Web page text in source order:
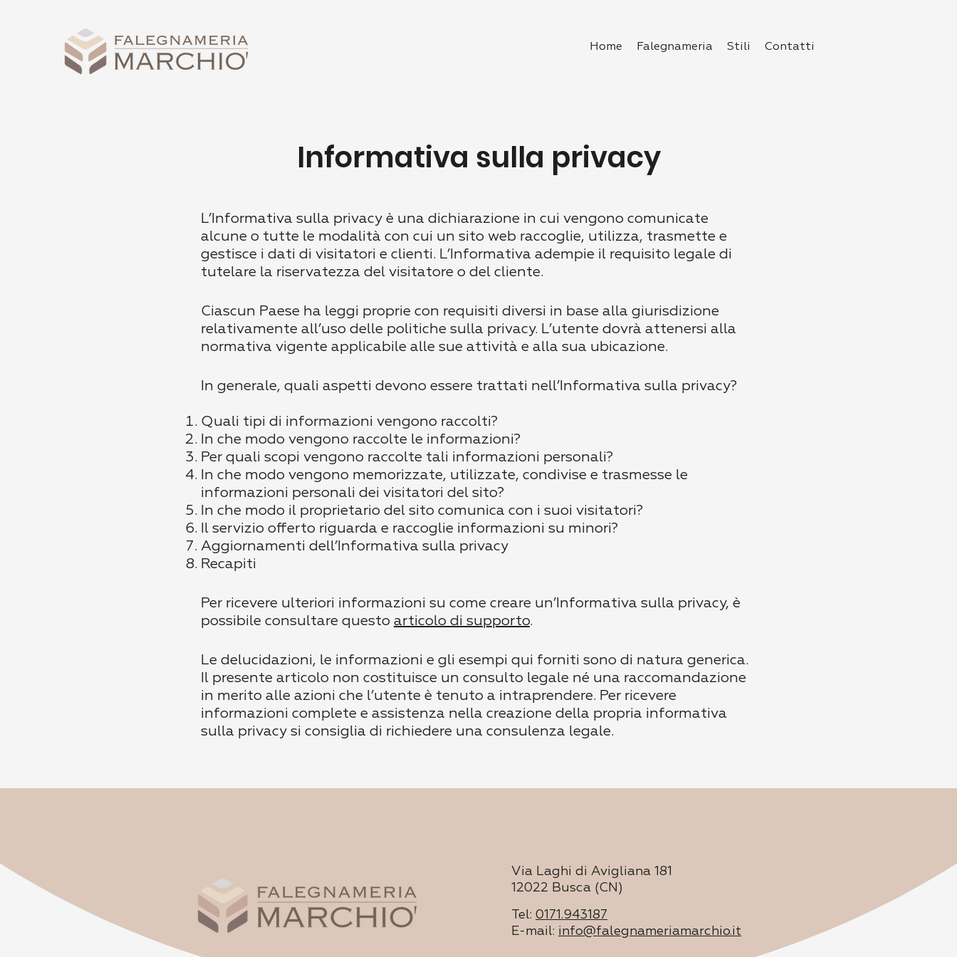
Home Falegnameria Stili Contatti
Informativa sulla privacy
L’Informativa sulla privacy è una dichiarazione in cui vengono comunicate
alcune o tutte le modalità con cui un sito web raccoglie, utilizza, trasmette e
gestisce i dati di visitatori e clienti. L’Informativa adempie il requisito legale di
tutelare la riservatezza del visitatore o del cliente.
Ciascun Paese ha leggi proprie con requisiti diversi in base alla giurisdizione
relativamente all’uso delle politiche sulla privacy. L’utente dovrà attenersi alla
normativa vigente applicabile alle sue attività e alla sua ubicazione.
In generale, quali aspetti devono essere trattati nell’Informativa sulla privacy?
Quali tipi di informazioni vengono raccolti?
In che modo vengono raccolte le informazioni?
Per quali scopi vengono raccolte tali informazioni personali?
In che modo vengono memorizzate, utilizzate, condivise e trasmesse le
informazioni personali dei visitatori del sito?
In che modo il proprietario del sito comunica con i suoi visitatori?
Il servizio offerto riguarda e raccoglie informazioni su minori?
Aggiornamenti dell’Informativa sulla privacy
Recapiti
Per ricevere ulteriori informazioni su come creare un’Informativa sulla privacy, è
possibile consultare questo articolo di supporto.
Le delucidazioni, le informazioni e gli esempi qui forniti sono di natura generica.
Il presente articolo non costituisce un consulto legale né una raccomandazione
in merito alle azioni che l’utente è tenuto a intraprendere. Per ricevere
informazioni complete e assistenza nella creazione della propria informativa
sulla privacy si consiglia di richiedere una consulenza legale.
Via Laghi di Avigliana 181
12022 Busca (CN)
Tel: 0171.943187
E-mail: info@falegnameriamarchio.it